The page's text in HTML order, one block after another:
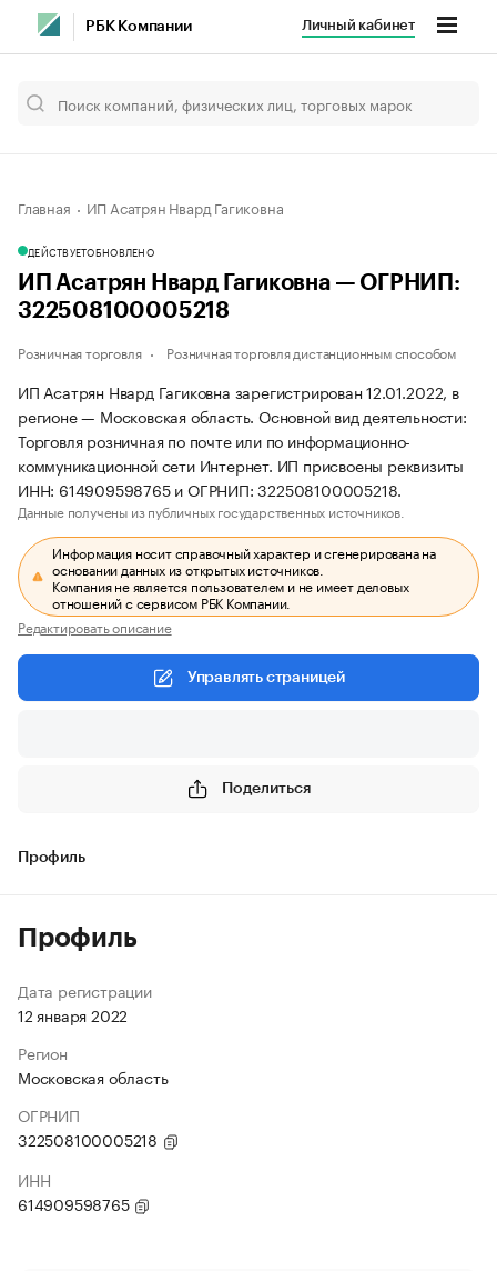
РБК Компании Личный кабинет
Главная ИП Асатрян Нвард Гагиковна
ДЕЙСТВУЕТОБНОВЛЕНО
ИП Асатрян Нвард Гагиковна — ОГРНИП:
322508100005218
Розничная торговля Розничная торговля дистанционным способом
ИП Асатрян Нвард Гагиковна зарегистрирован 12.01.2022, в
регионе — Московская область. Основной вид деятельности:
Торговля розничная по почте или по информационно-
коммуникационной сети Интернет. ИП присвоены реквизиты
ИНН: 614909598765 и ОГРНИП: 322508100005218.
Данные получены из публичных государственных источников.
Информация носит справочный характер и сгенерирована на
основании данных из открытых источников.
Компания не является пользователем и не имеет деловых
отношений с сервисом РБК Компании.
Редактировать описание
Управлять страницей
Поделиться
Профиль
Профиль
Дата регистрации
12 января 2022
Регион
Московская область
ОГРНИП
322508100005218
ИНН
614909598765